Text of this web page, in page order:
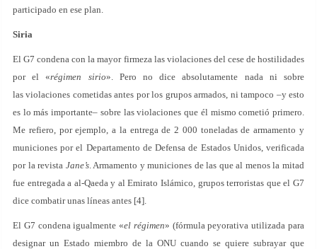
participado en ese plan.
Siria
El G7 condena con la mayor firmeza las violaciones del cese de hostilidades
por el «régimen sirio». Pero no dice absolutamente nada ni sobre
las violaciones cometidas antes por los grupos armados, ni tampoco –y esto
es lo más importante– sobre las violaciones que él mismo cometió primero.
Me refiero, por ejemplo, a la entrega de 2 000 toneladas de armamento y
municiones por el Departamento de Defensa de Estados Unidos, verificada
por la revista Jane’s. Armamento y municiones de las que al menos la mitad
fue entregada a al-Qaeda y al Emirato Islámico, grupos terroristas que el G7
dice combatir unas líneas antes [4].
El G7 condena igualmente «el régimen» (fórmula peyorativa utilizada para
designar un Estado miembro de la ONU cuando se quiere subrayar que